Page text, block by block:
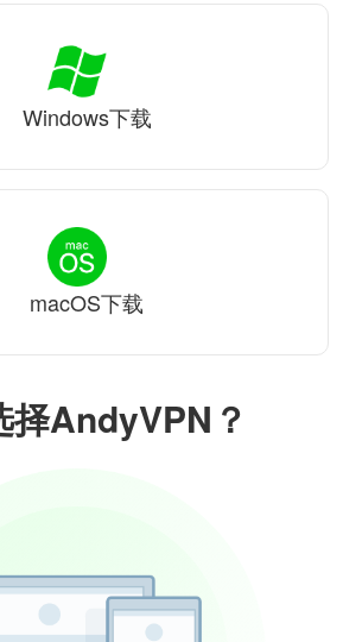
择AndyVPN？
Windows下载
macOS下载